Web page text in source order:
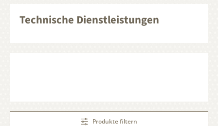
Technische Dienstleistungen
Produkte filtern